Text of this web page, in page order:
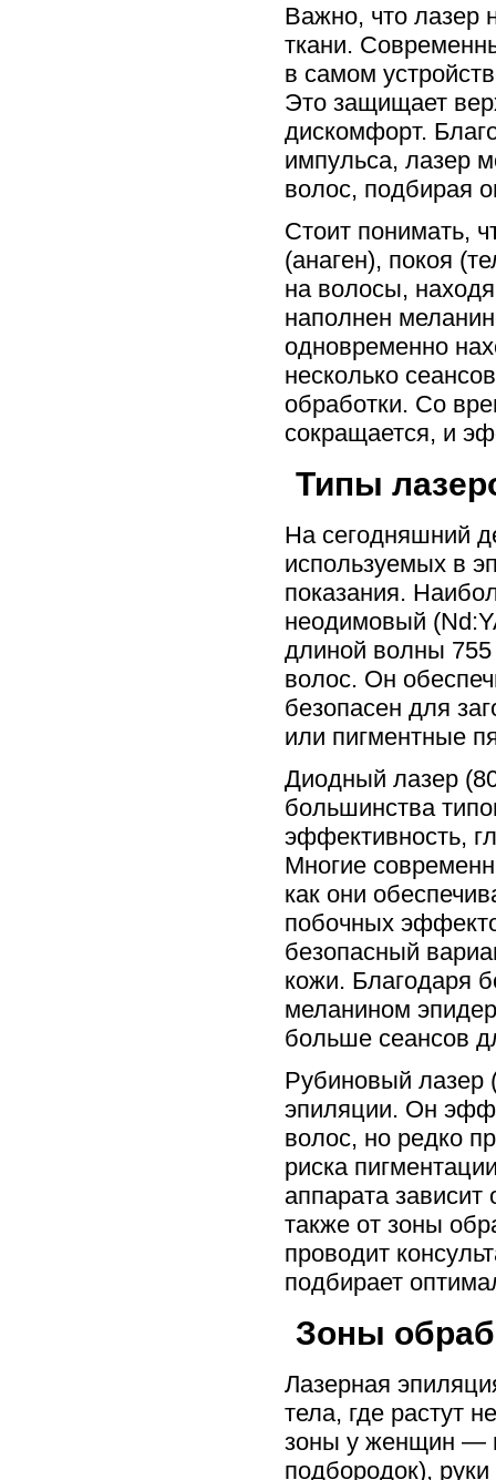
Важно, что лазер
ткани.
в самом
Это защищает
дискомфорт.
импульса, лазер
волос, подбирая
Стоит понимать,
(анаген), покоя
на волосы,
наполнен
одновременно
несколько
обработки. Со
сокращается, и
Типы
На сегодняшний
используемых в
показания.
неодимовый
длиной волны
волос. Он
безопасен для
или пигментные
Диодный лазер
большинства
эффективность,
Многие
как они
побочных
безопасный
кожи. Благодаря
меланином
больше сеансов
Рубиновый лазер
эпиляции. Он
волос, но редко
риска
аппарата
также от зоны
проводит
подбирает
Зоны
Лазерная
тела, где растут
зоны у женщин —
подбородок),